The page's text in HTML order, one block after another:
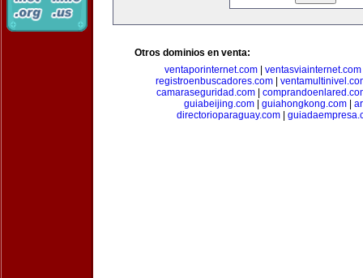
Otros dominios en venta:
ventaporinternet.com
ventasviainternet.com
registroenbuscadores.com
camaraseguridad.com
guiabeijing.com
guiahongkong.com
directorioparaguay.com|